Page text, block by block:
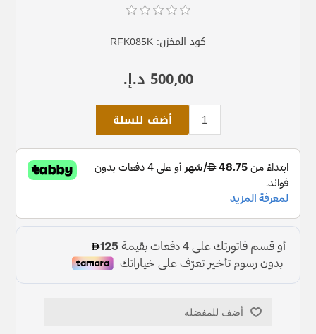
كود المخزن: RFK085K
500٫00 د.إ.‏
أضف للسلة
أضف للمفضلة